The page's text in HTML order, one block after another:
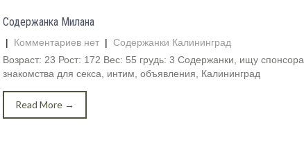
Содержанка Милана
| Комментариев нет | Содержанки Калининград
Возраст: 23 Рост: 172 Вес: 55 грудь: 3 Содержанки, ищу спонсора,
знакомства для секса, интим, объявления, Калининград
Read More →